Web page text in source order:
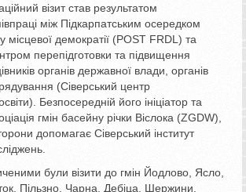
візит став результатом
між Підкарпатським осередком
місцевої демократії (POST FRDL) та
перепідготовки та підвищення
органів державної влади, органів
(Сіверський центр
Безпосередній його ініціатор та
гмін басейну річки Віслока (ZGDW),
допомагає Сіверський інститут
були візити до гмін Йодлово, Ясло,
Пільзно, Чарна, Дебіца, Шержини.